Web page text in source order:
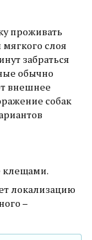
проживать
слоя
забраться
обычно
внешнее
собак
клещами.
локализацию
–